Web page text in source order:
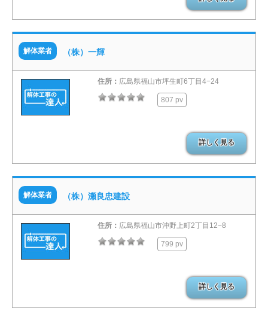
解体業者 （株）一輝
住所： 広島県福山市坪生町6丁目4−24
807 pv
詳しく見る
解体業者 （株）瀬良忠建設
住所： 広島県福山市沖野上町2丁目12−8
799 pv
詳しく見る